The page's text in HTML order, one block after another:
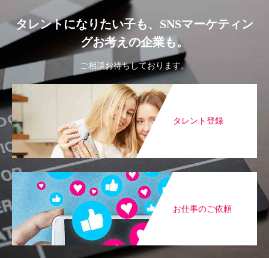
タレントになりたい子も、SNSマーケティン
グお考えの企業も。
ご相談お待ちしております。
タレント登録
お仕事のご依頼